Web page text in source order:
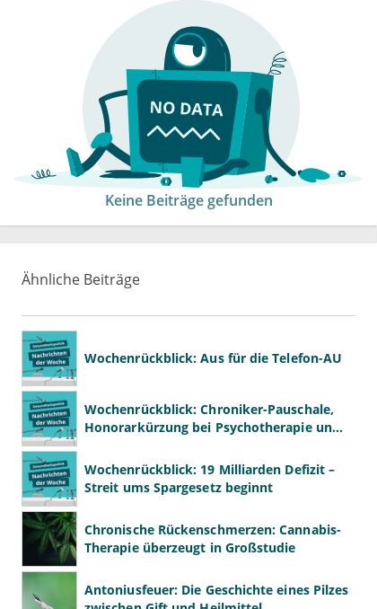
Keine Beiträge gefunden
Ähnliche Beiträge
Wochenrückblick: Aus für die Telefon-AU
Wochenrückblick: Chroniker-Pauschale,
Honorarkürzung bei Psychotherapie und
Wochenrückblick: 19 Milliarden Defizit –
Streit ums Spargesetz beginnt
Chronische Rückenschmerzen: Cannabis-
Therapie überzeugt in Großstudie
Antoniusfeuer: Die Geschichte eines Pilzes